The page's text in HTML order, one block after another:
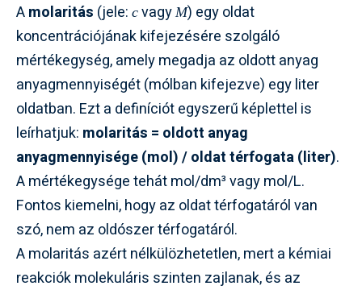
Amolaritás (jele: c vagy M) egy oldat
koncentrációjának kifejezésére szolgáló
mértékegység, amely megadja az oldott anyag
anyagmennyiségét (mólban kifejezve) egy liter
oldatban. Ezt a definíciót egyszerű képlettel is
leírhatjuk: molaritás = oldott anyag
anyagmennyisége (mol) / oldat térfogata (liter).
A mértékegysége tehát mol/dm³ vagy mol/L.
Fontos kiemelni, hogy az oldat térfogatáról van
szó, nem az oldószer térfogatáról.
A molaritás azért nélkülözhetetlen, mert a kémiai
reakciók molekuláris szinten zajlanak, és az